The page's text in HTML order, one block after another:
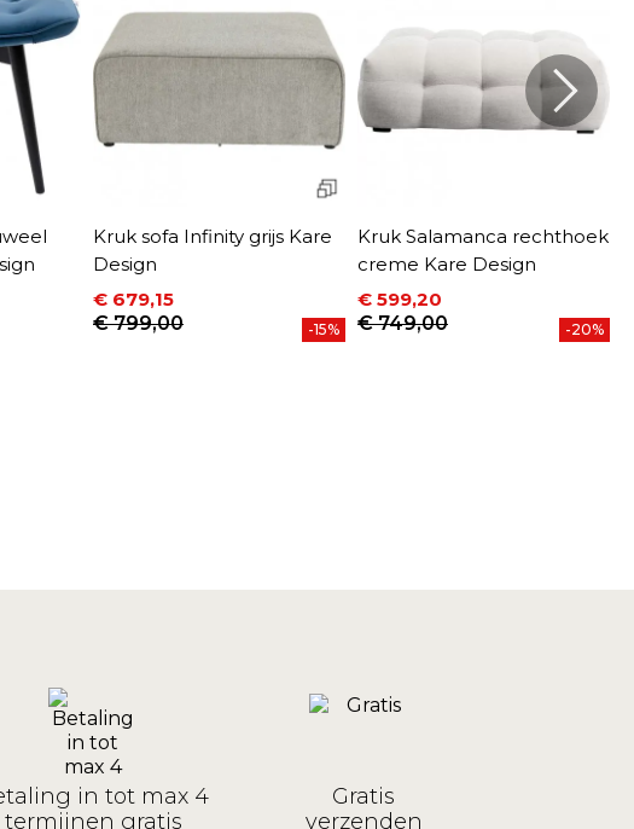
Kruk sofa Infinity grijs Kare
Design
Prijs
€ 679,15
Normale prijs
€ 799,00 -15%
Kruk Salamanca rechthoek
creme Kare Design
Prijs
€ 599,20
Normale prijs
€ 749,00 -20%
in tot max 4
termijnen gratis
Gratis
verzenden